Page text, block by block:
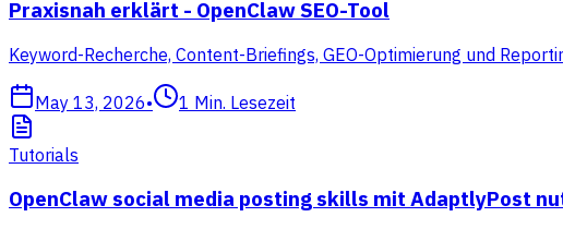
Praxisnah erklärt - OpenClaw SEO-Tool
Keyword-Recherche, Content-Briefings, GEO-Optimierung und
May 13, 2026• 1 Min. Lesezeit
Tutorials
OpenClaw social media posting skills mit AdaptlyPost